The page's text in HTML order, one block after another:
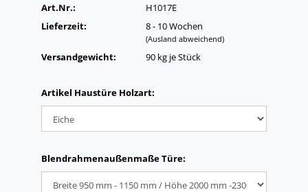
Art.Nr.:
H1017E
Lieferzeit:
8 - 10 Wochen
(Ausland abweichend)
Versandgewicht: 90kg je Stück
Artikel Haustüre Holzart:
Blendrahmenaußenmaße Türe: